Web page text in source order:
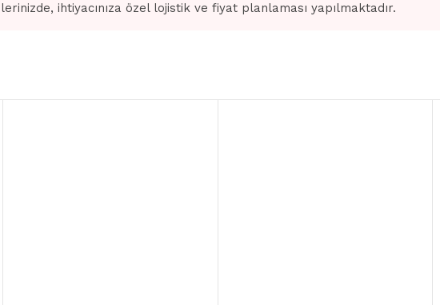
ihtiyacınıza özel lojistik ve fiyat planlaması yapılmaktadır.